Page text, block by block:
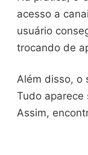
acesso a
usuário
trocando de
Além disso, o
Tudo aparece
Assim,